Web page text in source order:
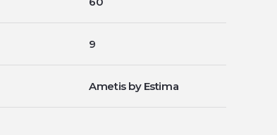
9
Ametis by Estima